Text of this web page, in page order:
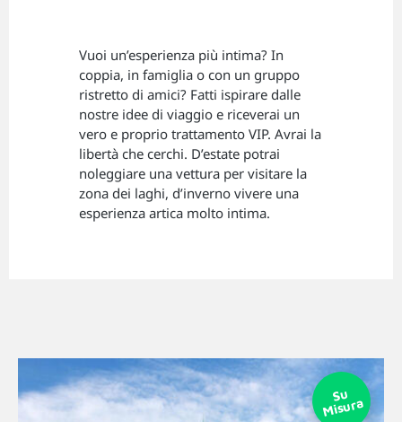
Vuoi un’esperienza più intima? In
coppia, in famiglia o con un gruppo
ristretto di amici? Fatti ispirare dalle
nostre idee di viaggio e riceverai un
vero e proprio trattamento VIP. Avrai la
libertà che cerchi. D’estate potrai
noleggiare una vettura per visitare la
zona dei laghi, d’inverno vivere una
esperienza artica molto intima.